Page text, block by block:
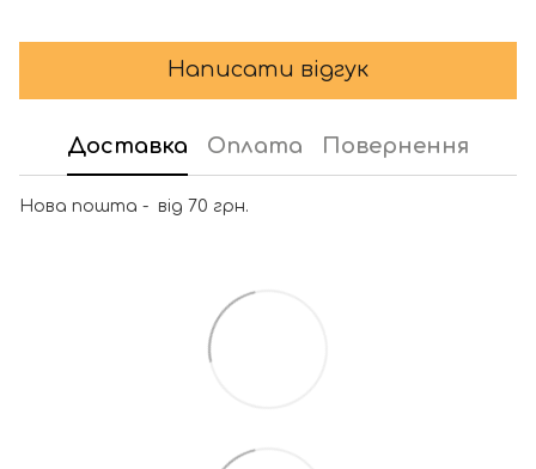
Написати відгук
Доставка Оплата Повернення
Нова пошта - від 70 грн.